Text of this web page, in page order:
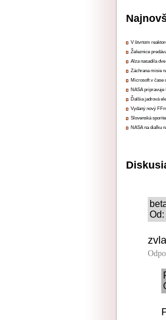
V štvrtom
Železnice
Alza nasadila
Záchrana misie
Microsoft v čase
NASA pripravuje
Ďalšia jadrová
Vydaný nový
Slovenská
NASA na diaľku